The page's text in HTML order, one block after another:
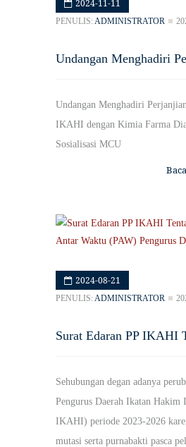
2024-11-11
PENULIS:ADMINISTRATOR
Undangan Menghadiri
Undangan Menghadiri
IKAHI dengan Kimia Farma
Sosialisasi MCU
2024-08-21
PENULIS:ADMINISTRATOR
Surat Edaran PP IKAHI
Sehubungan degan adanya
Pengurus Daerah Ikatan Hakim
IKAHI) periode 2023-2026
mutasi serta purnabakti pasca